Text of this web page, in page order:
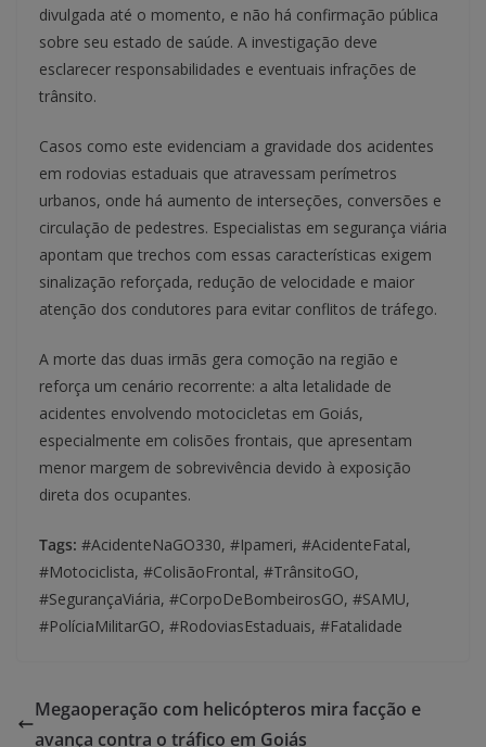
divulgada até o momento, e não há confirmação pública
sobre seu estado de saúde. A investigação deve
esclarecer responsabilidades e eventuais infrações de
trânsito.
Casos como este evidenciam a gravidade dos acidentes
em rodovias estaduais que atravessam perímetros
urbanos, onde há aumento de interseções, conversões e
circulação de pedestres. Especialistas em segurança viária
apontam que trechos com essas características exigem
sinalização reforçada, redução de velocidade e maior
atenção dos condutores para evitar conflitos de tráfego.
A morte das duas irmãs gera comoção na região e
reforça um cenário recorrente: a alta letalidade de
acidentes envolvendo motocicletas em Goiás,
especialmente em colisões frontais, que apresentam
menor margem de sobrevivência devido à exposição
direta dos ocupantes.
Tags: #AcidenteNaGO330, #Ipameri, #AcidenteFatal,
#Motociclista, #ColisãoFrontal, #TrânsitoGO,
#SegurançaViária, #CorpoDeBombeirosGO, #SAMU,
#PolíciaMilitarGO, #RodoviasEstaduais, #Fatalidade
Megaoperação com helicópteros mira facção e
avança contra o tráfico em Goiás